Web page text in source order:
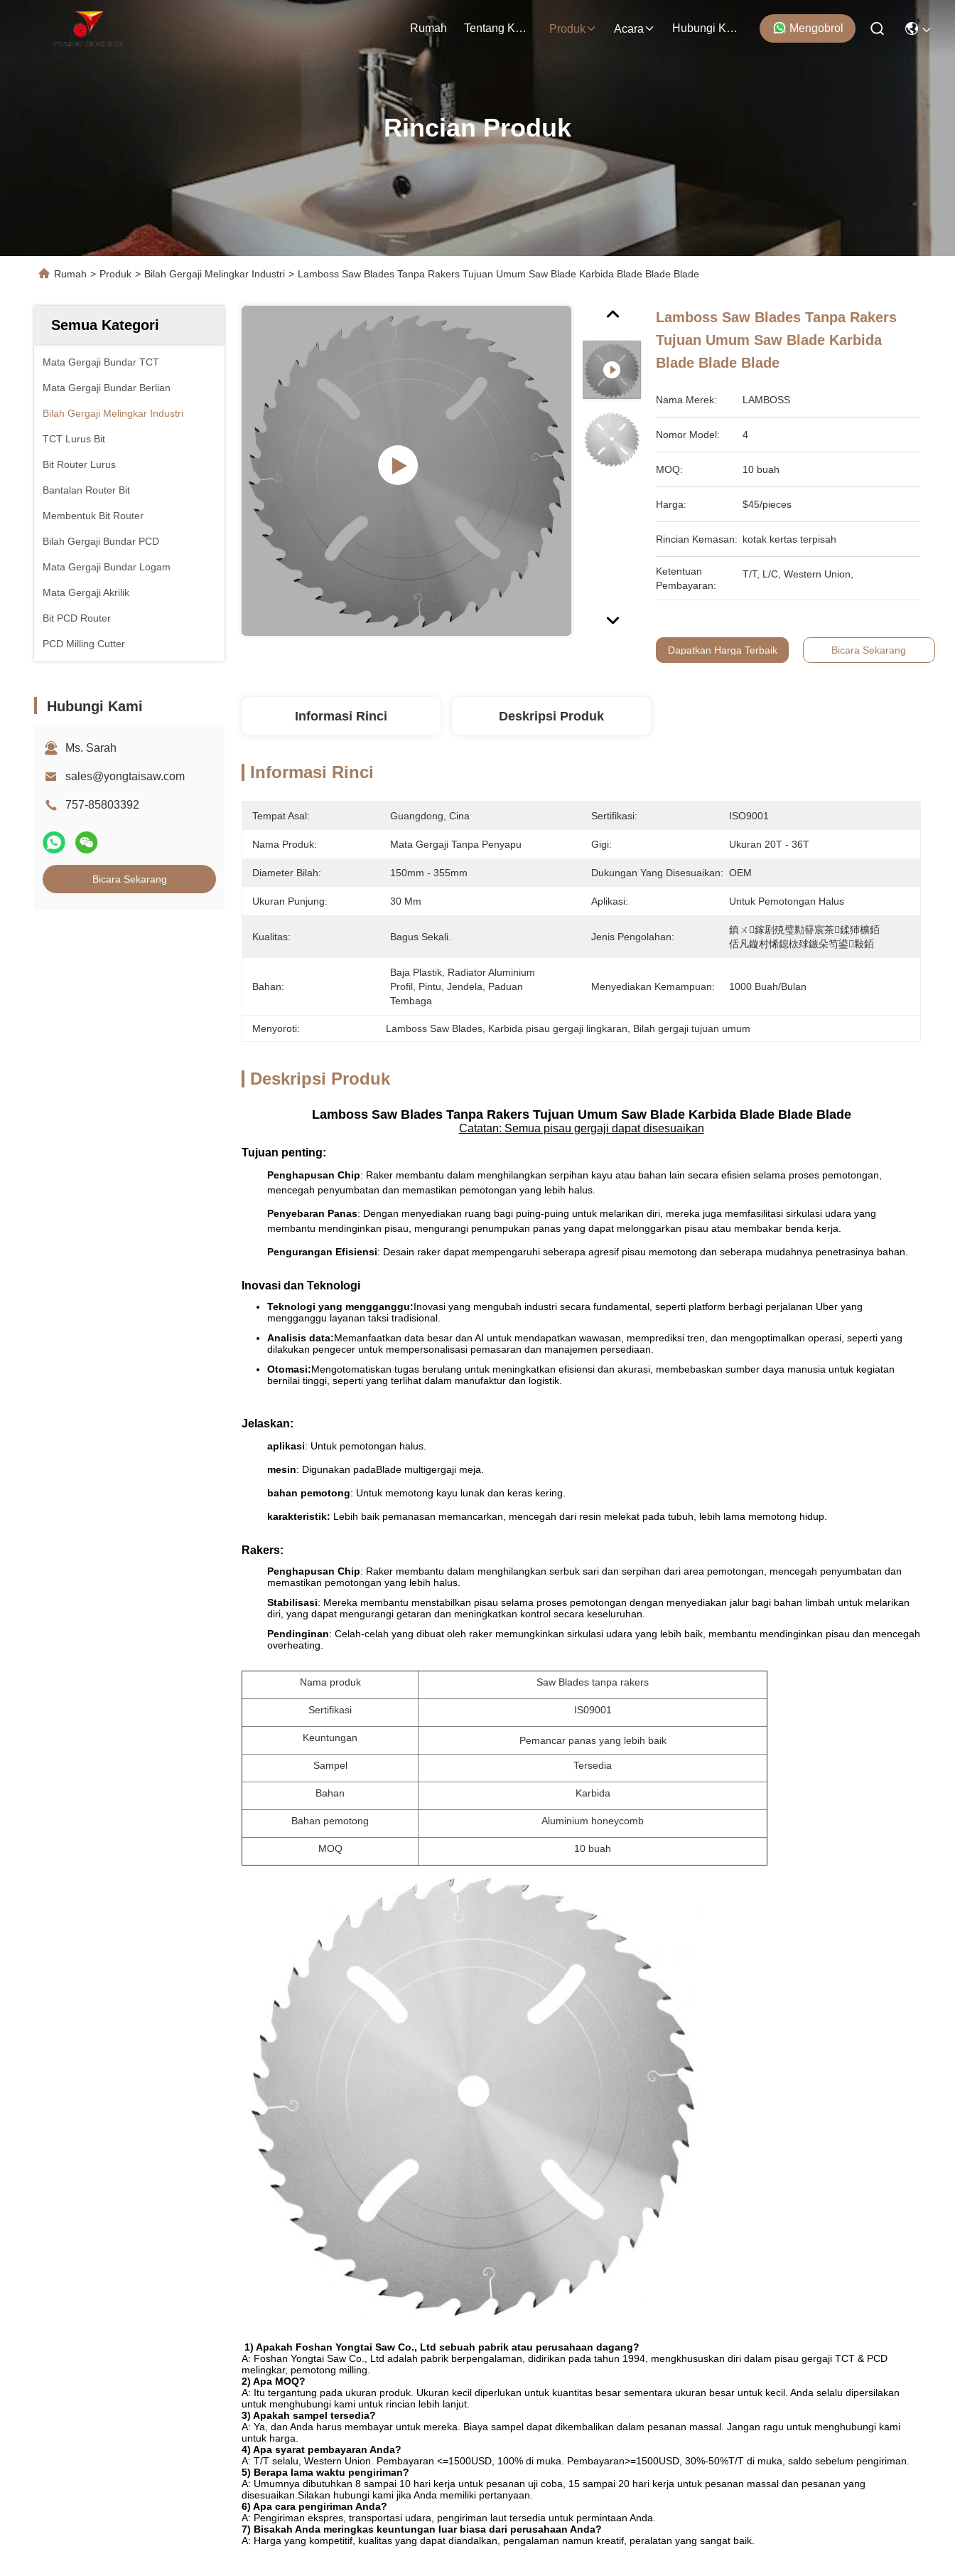
Rumah Tentang Kami Produk Acara Hubungi Kami Mengobrol
Rincian Produk
Rumah > Produk > Bilah Gergaji Melingkar Industri > Lamboss Saw Blades Tanpa Rakers Tujuan Umum Saw Blade Karbida Blade Blade Blade
Semua Kategori
Mata Gergaji Bundar TCT
Mata Gergaji Bundar Berlian
Bilah Gergaji Melingkar Industri
TCT Lurus Bit
Bit Router Lurus
Bantalan Router Bit
Membentuk Bit Router
Bilah Gergaji Bundar PCD
Mata Gergaji Bundar Logam
Mata Gergaji Akrilik
Bit PCD Router
PCD Milling Cutter
Hubungi Kami
Ms. Sarah
sales@yongtaisaw.com
757-85803392
Bicara Sekarang
Lamboss Saw Blades Tanpa Rakers
Tujuan Umum Saw Blade Karbida
Blade Blade Blade
Nama Merek: LAMBOSS
Nomor Model: 4
MOQ: 10 buah
Harga: $45/pieces
Rincian Kemasan: kotak kertas terpisah
Ketentuan
Pembayaran:
T/T, L/C, Western Union,
Dapatkan Harga Terbaik Bicara Sekarang
Informasi Rinci Deskripsi Produk
Informasi Rinci
Tempat Asal: Guangdong, Cina Sertifikasi: ISO9001
Nama Produk: Mata Gergaji Tanpa Penyapu Gigi: Ukuran 20T - 36T
Diameter Bilah: 150mm - 355mm Dukungan Yang Disesuaikan: OEM
Ukuran Punjung: 30 Mm Aplikasi: Untuk Pemotongan Halus
Kualitas: Bagus Sekali. Jenis Pengolahan:
鎮ㄨ鎵剧殑璧勬簮宸茶鍒犻櫎銆
佸凡鏇村悕鎴栨殏鏃朵笉鍙敤銆
Bahan:
Baja Plastik, Radiator Aluminium
Profil, Pintu, Jendela, Paduan
Tembaga
Menyediakan Kemampuan: 1000 Buah/bulan
Menyoroti: Lamboss Saw Blades Karbida pisau gergaji lingkaran Bilah gergaji tujuan umum
Deskripsi Produk
Lamboss Saw Blades Tanpa Rakers Tujuan Umum Saw Blade Karbida Blade Blade Blade
Catatan: Semua pisau gergaji dapat disesuaikan
Tujuan penting:
Penghapusan Chip: Raker membantu dalam menghilangkan serpihan kayu atau bahan lain secara efisien selama proses pemotongan,
mencegah penyumbatan dan memastikan pemotongan yang lebih halus.
Penyebaran Panas: Dengan menyediakan ruang bagi puing-puing untuk melarikan diri, mereka juga memfasilitasi sirkulasi udara yang
membantu mendinginkan pisau, mengurangi penumpukan panas yang dapat melonggarkan pisau atau membakar benda kerja.
Pengurangan Efisiensi: Desain raker dapat mempengaruhi seberapa agresif pisau memotong dan seberapa mudahnya penetrasinya bahan.
Inovasi dan Teknologi
Teknologi yang mengganggu:Inovasi yang mengubah industri secara fundamental, seperti platform berbagi perjalanan Uber yang
mengganggu layanan taksi tradisional.
Analisis data:Memanfaatkan data besar dan AI untuk mendapatkan wawasan, memprediksi tren, dan mengoptimalkan operasi, seperti yang
dilakukan pengecer untuk mempersonalisasi pemasaran dan manajemen persediaan.
Otomasi:Mengotomatiskan tugas berulang untuk meningkatkan efisiensi dan akurasi, membebaskan sumber daya manusia untuk kegiatan
bernilai tinggi, seperti yang terlihat dalam manufaktur dan logistik.
Jelaskan:
aplikasi: Untuk pemotongan halus.
mesin: Digunakan padaBlade multigergaji meja.
bahan pemotong: Untuk memotong kayu lunak dan keras kering.
karakteristik: Lebih baik pemanasan memancarkan, mencegah dari resin melekat pada tubuh, lebih lama memotong hidup
Rakers:
Penghapusan Chip: Raker membantu dalam menghilangkan serbuk sari dan serpihan dari area pemotongan, mencegah penyumbatan dan
memastikan pemotongan yang lebih halus.
Stabilisasi: Mereka membantu menstabilkan pisau selama proses pemotongan dengan menyediakan jalur bagi bahan limbah untuk melarikan
diri, yang dapat mengurangi getaran dan meningkatkan kontrol secara keseluruhan.
Pendinginan: Celah-celah yang dibuat oleh raker memungkinkan sirkulasi udara yang lebih baik, membantu mendinginkan pisau dan mencegah
overheating.
Nama produk Saw Blades tanpa rakers
Sertifikasi IS09001
Keuntungan Pemancar panas yang lebih baik
Sampel Tersedia
Bahan Karbida
Bahan pemotong Aluminium honeycomb
MOQ 10 buah
1) Apakah Foshan Yongtai Saw Co., Ltd sebuah pabrik atau perusahaan dagang?
A: Foshan Yongtai Saw Co., Ltd adalah pabrik berpengalaman, didirikan pada tahun 1994, mengkhususkan diri dalam pisau gergaji TCT & PCD
melingkar, pemotong milling.
2) Apa MOQ?
A: Itu tergantung pada ukuran produk. Ukuran kecil diperlukan untuk kuantitas besar sementara ukuran besar untuk kecil. Anda selalu dipersilakan
untuk menghubungi kami untuk rincian lebih lanjut.
3) Apakah sampel tersedia?
A: Ya, dan Anda harus membayar untuk mereka. Biaya sampel dapat dikembalikan dalam pesanan massal. Jangan ragu untuk menghubungi kami
untuk harga.
4) Apa syarat pembayaran Anda?
A: T/T selalu, Western Union. Pembayaran <=1500USD, 100% di muka. Pembayaran>=1500USD, 30%-50%T/T di muka, saldo sebelum pengiriman.
5) Berapa lama waktu pengiriman?
A: Umumnya dibutuhkan 8 sampai 10 hari kerja untuk pesanan uji coba, 15 sampai 20 hari kerja untuk pesanan massal dan pesanan yang
disesuaikan.Silakan hubungi kami jika Anda memiliki pertanyaan.
6) Apa cara pengiriman Anda?
A: Pengiriman ekspres, transportasi udara, pengiriman laut tersedia untuk permintaan Anda.
7) Bisakah Anda meringkas keuntungan luar biasa dari perusahaan Anda?
A: Harga yang kompetitif, kualitas yang dapat diandalkan, pengalaman namun kreatif, peralatan yang sangat baik.